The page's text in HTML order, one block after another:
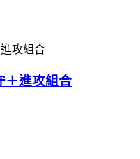
＋進攻組合